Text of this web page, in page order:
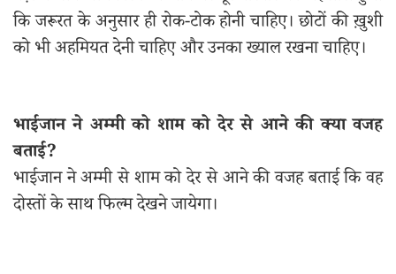
कि जरूरत के अनुसार ही रोक-टोक होनी चाहिए। छोटों की ख़ुशी
को भी अहमियत देनी चाहिए और उनका ख्याल रखना चाहिए।
भाईजान ने अम्मी को शाम को देर से आने की क्या वजह
बताई?
भाईजान ने अम्मी से शाम को देर से आने की वजह बताई कि वह
दोस्तों के साथ फिल्म देखने जायेगा।